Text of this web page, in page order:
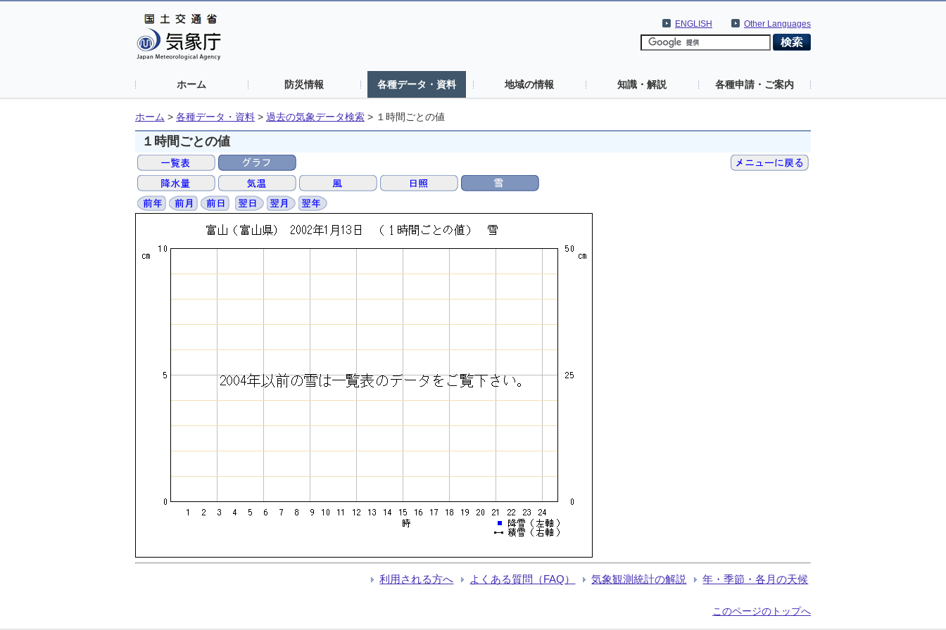
Other Languages
ENGLISH
ホーム 防災情報 各種データ・資料 地域の情報 知識・解説 各種申請・ご案内
ホーム > 各種データ・資料 > 過去の気象データ検索 > １時間ごとの値
１時間ごとの値
利用される方へ よくある質問（FAQ） 気象観測統計の解説 年・季節・各月の天候
このページのトップへ